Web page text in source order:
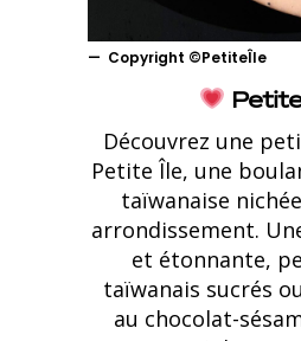
Copyright ©PetiteÎle
Découvrez une
Petite Île, une
taïwanaise
arrondissement.
et étonnante,
taïwanais sucrés
au chocolat-